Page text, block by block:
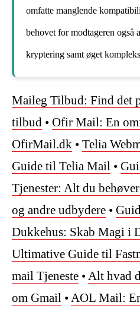
omfatte manglende
behovet for modtageren også
kryptering samt øget
Maileg Tilbud: Find det
tilbud • Ofir Mail: En
OfirMail.dk • Telia
Guide til Telia Mail •
Tjenester: Alt du
og andre udbydere •
Dukkehus: Skab Magi i
Ultimative Guide til
mail Tjeneste •Alt hvad
om Gmail •AOL Mail: